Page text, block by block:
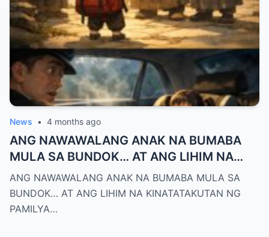
News • 4 months ago
ANG NAWAWALANG ANAK NA BUMABA
MULA SA BUNDOK… AT ANG LIHIM NA
KINATATAKUTAN NG PAMILYA MONTERO
ANG NAWAWALANG ANAK NA BUMABA MULA SA
BUNDOK… AT ANG LIHIM NA KINATATAKUTAN NG
PAMILYA…